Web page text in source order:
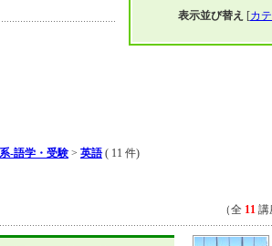
表示並び替え [カ
-語学・受験 > 英語 ( 11 件)
（全 11 講